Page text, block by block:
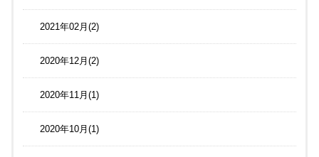
2021年02月(2)
2020年12月(2)
2020年11月(1)
2020年10月(1)